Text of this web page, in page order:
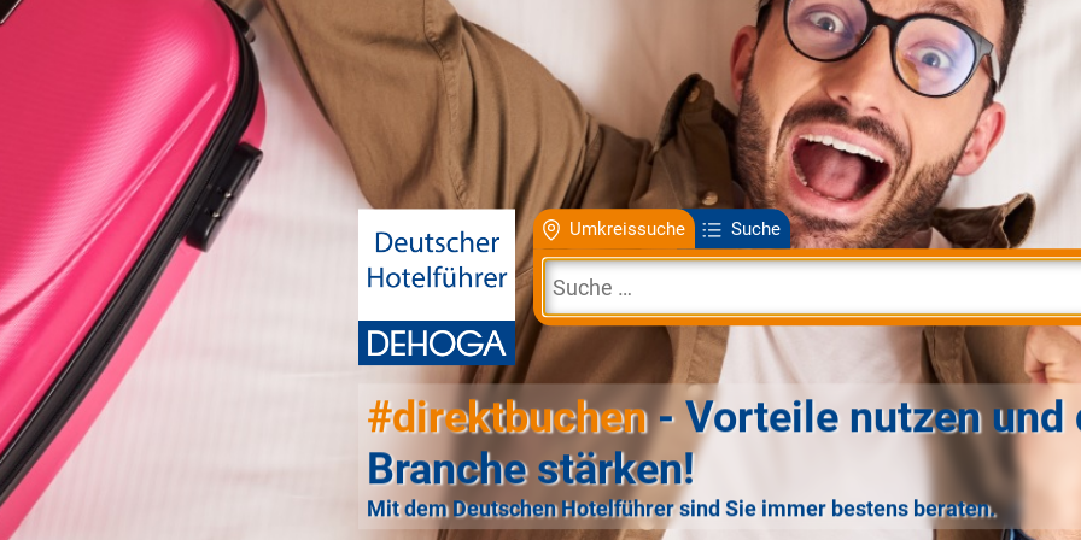
Umkreissuche Suche
#direktbuchen- Vorteile nutzen und
Branche stärken!
Mit dem Deutschen Hotelführer sind Sie immer bestens beraten.